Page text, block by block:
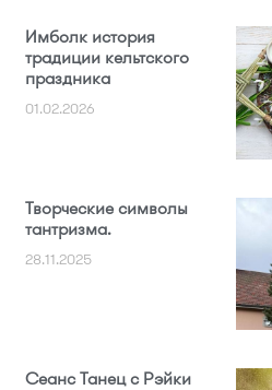
Имболк история
традиции кельтского
праздника
01.02.2026
Творческие символы
тантризма.
28.11.2025
Сеанс Танец с Рэйки